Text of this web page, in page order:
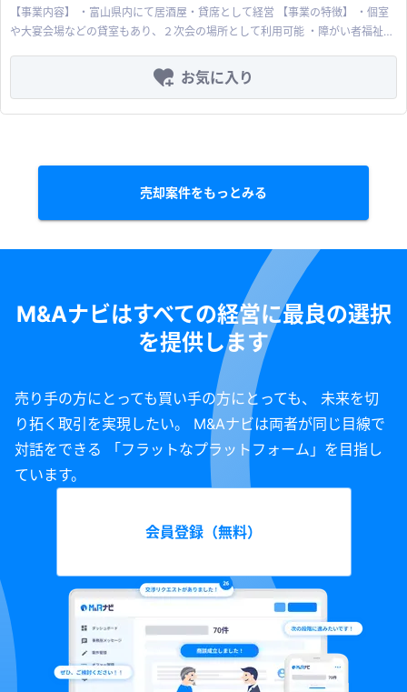
【事業内容】 ・富山県内にて居酒屋・貸席として経営 【事業の特徴】 ・個室
や大宴会場などの貸室もあり、２次会の場所として利用可能 ・障がい者福祉施
活用した新規事業の展開が可能 ・既存売上に加えて、買手企業様での接待時に
お気に入り
売却案件をもっとみる
M&Aナビはすべての経営に最良の選択
を提供します
売り手の方にとっても買い手の方にとっても、 未来を切
り拓く取引を実現したい。 M&Aナビは両者が同じ目線で
対話をできる 「フラットなプラットフォーム」を目指し
ています。
会員登録（無料）